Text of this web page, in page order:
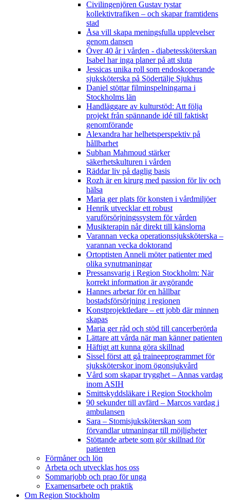
Civilingenjören Gustav tystar
kollektivtrafiken – och skapar framtidens
stad
Åsa vill skapa meningsfulla upplevelser
genom dansen
Över 40 år i vården - diabetessköterskan
Isabel har inga planer på att sluta
Jessicas unika roll som endoskoperande
sjuksköterska på Södertälje Sjukhus
Daniel stöttar filminspelningarna i
Stockholms län
Handläggare av kulturstöd: Att följa
projekt från spännande idé till faktiskt
genomförande
Alexandra har helhetsperspektiv på
hållbarhet
Subhan Mahmoud stärker
säkerhetskulturen i vården
Räddar liv på daglig basis
Rozh är en kirurg med passion för liv och
hälsa
Maria ger plats för konsten i vårdmiljöer
Henrik utvecklar ett robust
varuförsörjningssystem för vården
Musikterapin når direkt till känslorna
Varannan vecka operationssjuksköterska –
varannan vecka doktorand
Ortoptisten Anneli möter patienter med
olika synutmaningar
Pressansvarig i Region Stockholm: När
korrekt information är avgörande
Hannes arbetar för en hållbar
bostadsförsörjning i regionen
Konstprojektledare – ett jobb där minnen
skapas
Maria ger råd och stöd till cancerberörda
Lättare att vårda när man känner patienten
Häftigt att kunna göra skillnad
Sissel först att gå traineeprogrammet för
sjuksköterskor inom ögonsjukvård
Vård som skapar trygghet – Annas vardag
inom ASIH
Smittskyddsläkare i Region Stockholm
90 sekunder till avfärd – Marcos vardag i
ambulansen
Sara – Stomisjuksköterskan som
förvandlar utmaningar till möjligheter
Stöttande arbete som gör skillnad för
patienten
Förmåner och lön
Arbeta och utvecklas hos oss
Sommarjobb och prao för unga
Examensarbete och praktik
Om Region Stockholm